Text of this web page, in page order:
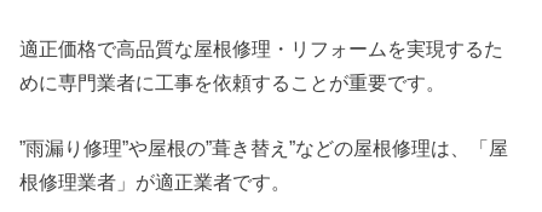
適正価格で高品質な屋根修理・リフォームを実現するた
めに専門業者に工事を依頼することが重要です。
”雨漏り修理”や屋根の”葺き替え”などの屋根修理は、「屋
根修理業者」が適正業者です。